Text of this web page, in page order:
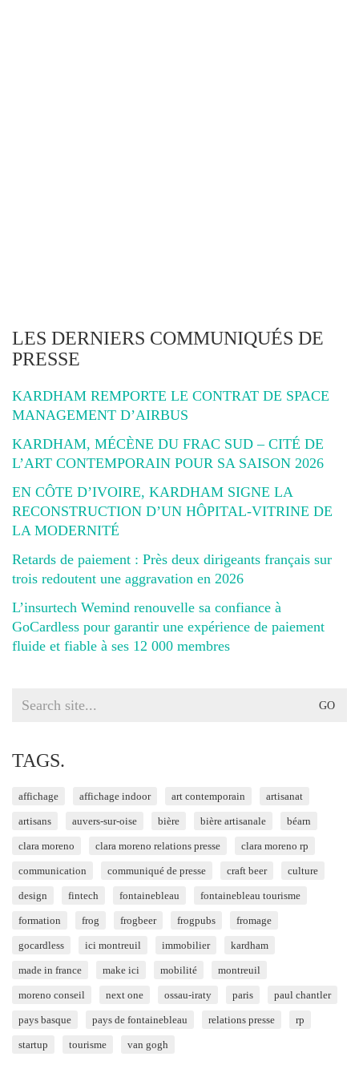
LES DERNIERS COMMUNIQUÉS DE
PRESSE
KARDHAM REMPORTE LE CONTRAT DE SPACE
MANAGEMENT D’AIRBUS
KARDHAM, MÉCÈNE DU FRAC SUD – CITÉ DE
L’ART CONTEMPORAIN POUR SA SAISON 2026
EN CÔTE D’IVOIRE, KARDHAM SIGNE LA
RECONSTRUCTION D’UN HÔPITAL-VITRINE DE
LA MODERNITÉ
Retards de paiement : Près deux dirigeants français sur
trois redoutent une aggravation en 2026
L’insurtech Wemind renouvelle sa confiance à
GoCardless pour garantir une expérience de paiement
fluide et fiable à ses 12 000 membres
Search
TAGS.
affichage affichage indoor art contemporain artisanat
artisans auvers-sur-oise bière bière artisanale béarn
clara moreno clara moreno relations presse clara moreno rp
communication communiqué de presse craft beer culture
design fintech fontainebleau fontainebleau tourisme
formation frog frogbeer frogpubs fromage
gocardless ici montreuil immobilier kardham
made in france make ici mobilité montreuil
moreno conseil next one ossau-iraty paris paul chantler
pays basque pays de fontainebleau relations presse rp
startup tourisme van gogh